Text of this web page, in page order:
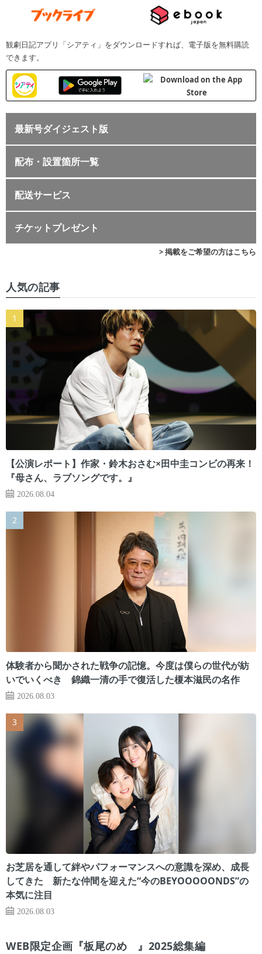
観劇日記アプリ「シアティ」をダウンロードすれば、電子版を無料購読
できます。
最新号ダイジェスト版
配布・設置箇所一覧
配送サービス
チケットプレゼント
> 掲載をご希望の方はこちら
人気の記事
【公演レポート】作家・鈴木おさむ×田中圭コンビの再来！
『母さん、ラブソングです。』
2026.08.04
体験者から聞かされた戦争の記憶。今度は僕らの世代が紡
いでいくべき 錦織一清の手で復活した榎本滋民の名作
2026.08.03
お芝居を通して絆やパフォーマンスへの意識を深め、成長
してきた 新たな仲間を迎えた“今のBEYOOOOONDS”の
本気に注目
2026.08.03
WEB限定企画『板尾のめ゙』2025総集編